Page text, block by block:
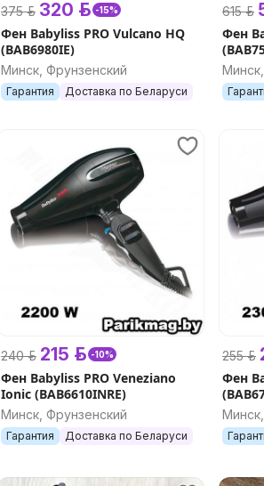
375 р. 320 р. -15%
Фен Babyliss PRO Vulcano HQ
(BAB6980IE)
Минск, Фрунзенский
Гарантия Доставка по Беларуси
615 р.
Фен
240 р. 215 р. -10%
Фен Babyliss PRO Veneziano
Ionic (BAB6610INRE)
Минск, Фрунзенский
Гарантия Доставка по Беларуси
255 р.
Фен